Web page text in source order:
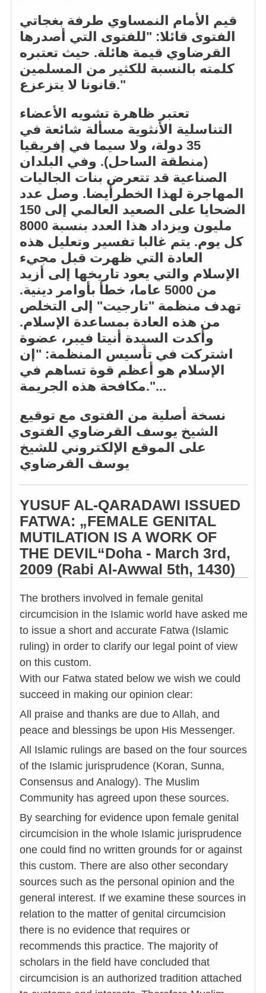
قيم الأمام النمساوي طرفة بغجاتي
الفتوى قائلا: "للفتوى التي أصدرها
القرضاوي قيمة هائلة. حيث تعتبره
كلمته بالنسبة للكثير من المسلمين
قانونا لا يتزعزع."
تعتبر ظاهرة تشويه الأعضاء
التناسلية الأنثوية مسألة شائعة في
35 دولة، ولا سيما في إفريقيا
(منطقة الساحل). وفي البلدان
الصناعية قد تتعرض بنات الجاليات
المهاجرة لهذا الخطرأيضا. وصل عدد
الضحايا على الصعيد العالمي إلى 150
مليون ويزداد هذا العدد بنسبة 8000
كل يوم. يتم غالبا تفسير وتعليل هذه
العادة التي ظهرت قبل مجيء
الإسلام والتي يعود تاريخها إلى أزيد
من 5000 عاما، خطأ بأوامر دينية.
تهدف منظمة "تارجيت" إلى التخلص
من هذه العادة بمساعدة الإسلام.
وأكدت السيدة أنيتا فيبر، عضوة
اشتركت في تأسيس المنظمة: "إن
الإسلام هو أعظم قوة تساهم في
مكافحة هذه الجريمة."...
نسخة أصلية من الفتوى مع توقيع
الشيخ يوسف القرضاوي الفتوى
على الموقع الإلكتروني للشيخ
يوسف القرضاوي
YUSUF AL-QARADAWI ISSUED
FATWA: „FEMALE GENITAL
MUTILATION IS A WORK OF
THE DEVIL“Doha - March 3rd,
2009 (Rabi Al-Awwal 5th, 1430)
The brothers involved in female genital
circumcision in the Islamic world have asked me
to issue a short and accurate Fatwa (Islamic
ruling) in order to clarify our legal point of view
on this custom.
With our Fatwa stated below we wish we could
succeed in making our opinion clear:
All praise and thanks are due to Allah, and
peace and blessings be upon His Messenger.
All Islamic rulings are based on the four sources
of the Islamic jurisprudence (Koran, Sunna,
Consensus and Analogy). The Muslim
Community has agreed upon these sources.
By searching for evidence upon female genital
circumcision in the whole Islamic jurisprudence
one could find no written grounds for or against
this custom. There are also other secondary
sources such as the personal opinion and the
general interest. If we examine these sources in
relation to the matter of genital circumcision
there is no evidence that requires or
recommends this practice. The majority of
scholars in the field have concluded that
circumcision is an authorized tradition attached